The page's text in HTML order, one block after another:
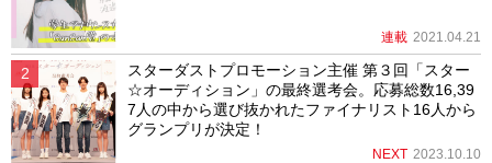
連載 2021.04.21
スターダストプロモーション主催 第３回「スター
☆オーディション」の最終選考会。応募総数16,39
7人の中から選び抜かれたファイナリスト16人から
グランプリが決定！
NEXT 2023.10.10